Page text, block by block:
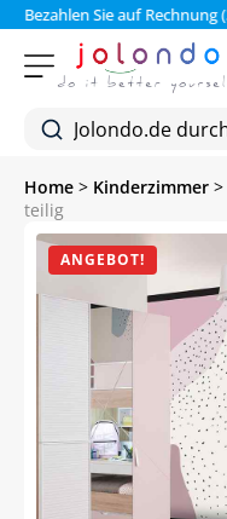
Bezahlen Sie auf Rechnung
Home > Kinderzimmer >
teilig
ANGEBOT!